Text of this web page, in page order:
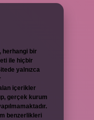
herhangi bir
ile hiçbir
yalnızca
içerikler
gerçek kurum
benzerlikleri